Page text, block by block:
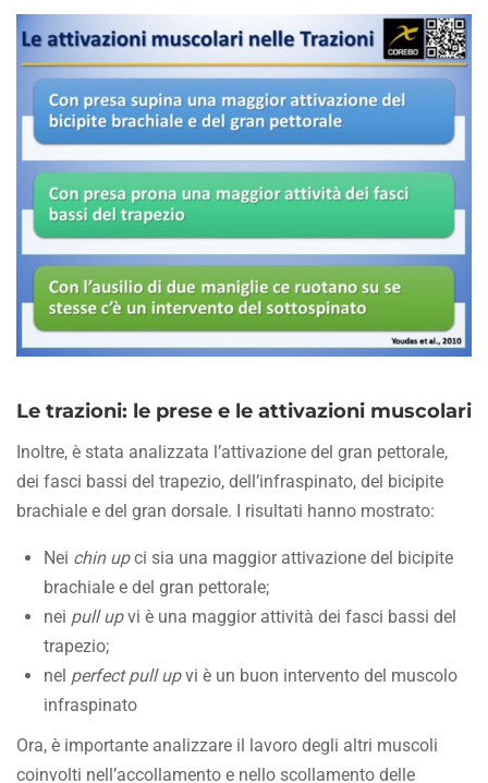
Le trazioni: le prese e le attivazioni muscolari
Inoltre, è stata analizzata l’attivazione del gran pettorale,
dei fasci bassi del trapezio, dell’infraspinato, del bicipite
brachiale e del gran dorsale. I risultati hanno mostrato:
Nei chin upci sia una maggior attivazione del bicipite
brachiale e del gran pettorale;
nei pull upvi è una maggior attività dei fasci bassi del
trapezio;
nel perfect pull upvi è un buon intervento del muscolo
infraspinato
Ora, è importante analizzare il lavoro degli altri muscoli
coinvolti nell’accollamento e nello scollamento delle